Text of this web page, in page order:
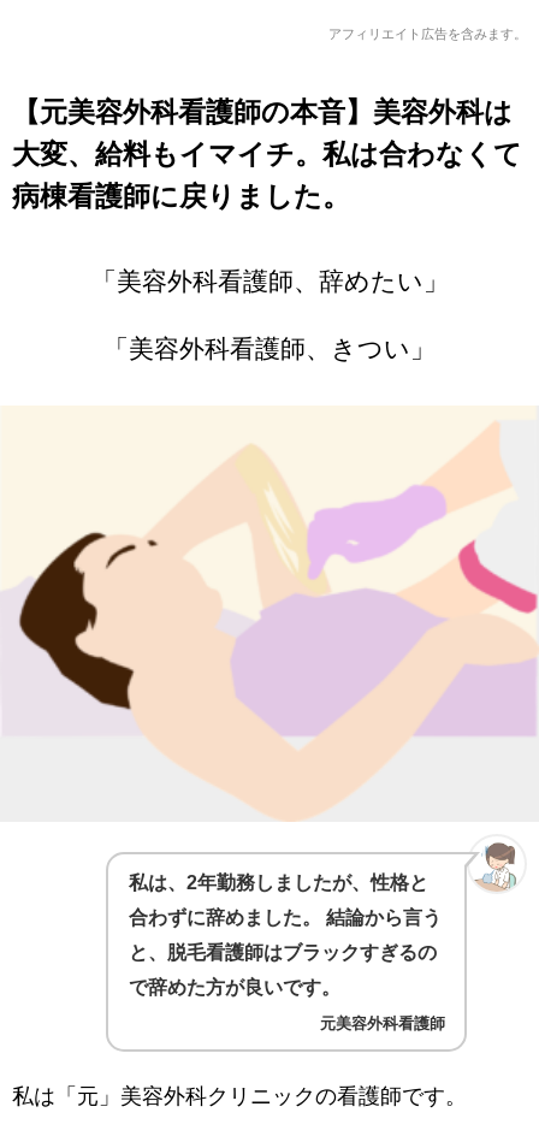
アフィリエイト広告を含みます。
【元美容外科看護師の本音】美容外科は
大変、給料もイマイチ。私は合わなくて
病棟看護師に戻りました。
「美容外科看護師、辞めたい」
「美容外科看護師、きつい」
私は、2年勤務しましたが、性格と
合わずに辞めました。 結論から言う
と、脱毛看護師はブラックすぎるの
で辞めた方が良いです。
元美容外科看護師
私は「元」美容外科クリニックの看護師です。